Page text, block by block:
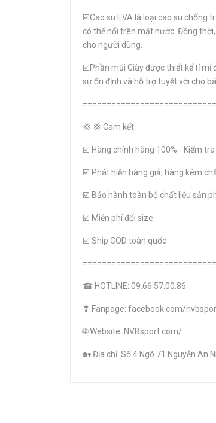
☑️Cao su EVA là loại cao su chống
có thể nổi trên mặt nước. Đồng
cho người dùng.
☑️Phần mũi Giày được thiết kế tỉ mỉ
sự ổn định và hỗ trợ tuyệt vời cho
💢 💢 Cam kết:
☑️ Hàng chính hãng 100% - Kiểm
☑️ Phát hiện hàng giả, hàng kém
☑️ Bảo hành toàn bộ chất liệu sản
☑️ Miễn phí đổi size
☑️ Ship COD toàn quốc
☎ HOTLINE: 09.66.57.00.86
❣ Fanpage: facebook.com/
🌐 Website: NVBsport.com/
🏡 Địa chỉ: Số 4 Ngõ 71 Nguyễn An